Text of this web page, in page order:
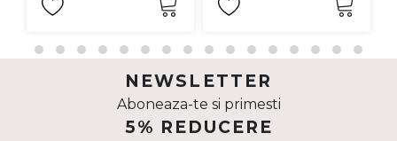
NEWSLETTER
Aboneaza-te si primesti
5% REDUCERE